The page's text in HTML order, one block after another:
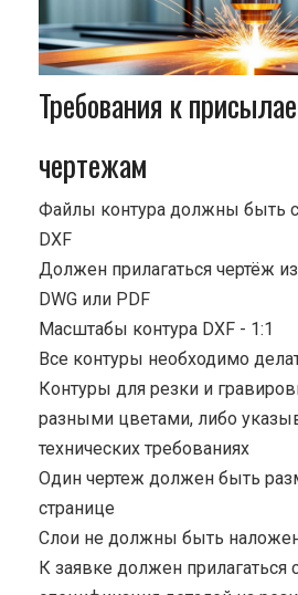
Требования к
чертежам
Файлы контура должны быть
DXF
Должен прилагаться чертёж
DWG или PDF
Масштабы контура DXF - 1:1
Все контуры необходимо
Контуры для резки и
разными цветами, либо
технических требованиях
Один чертеж должен быть
странице
Cлои не должны быть
К заявке должен прилагаться